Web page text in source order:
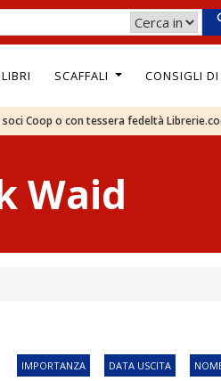
LIBRI SCAFFALI CONSIGLI DI
Coop o con tessera fedeltà
Waid
IMPORTANZA DATA USCITA